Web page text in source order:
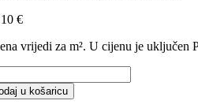
€
vrijedi za m². U cijenu je uključen
u košaricu